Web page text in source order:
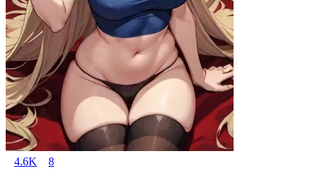
4.6K 8